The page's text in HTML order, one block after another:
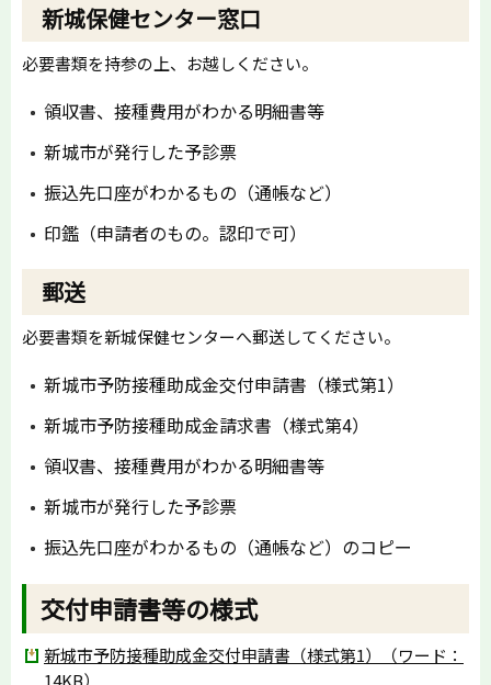
新城保健センター窓口
必要書類を持参の上、お越しください。
領収書、接種費用がわかる明細書等
新城市が発行した予診票
振込先口座がわかるもの（通帳など）
印鑑（申請者のもの。認印で可）
郵送
必要書類を新城保健センターへ郵送してください。
新城市予防接種助成金交付申請書（様式第1）
新城市予防接種助成金請求書（様式第4）
領収書、接種費用がわかる明細書等
新城市が発行した予診票
振込先口座がわかるもの（通帳など）のコピー
交付申請書等の様式
新城市予防接種助成金交付申請書（様式第1）（ワード：
14KB）